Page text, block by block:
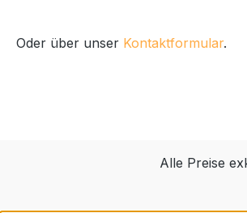
Oder über unser Kontaktformular.
Alle Preise